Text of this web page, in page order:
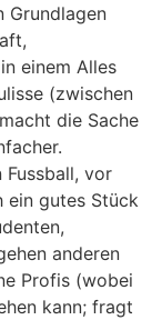
Grundlagen
einem Alles
(zwischen
die Sache
vor
ein gutes Stück
anderen
Profis (wobei
kann; fragt